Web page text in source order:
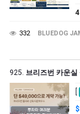
4
332 BLUEDOG
925. 브리즈번 카운실 팔라라 타